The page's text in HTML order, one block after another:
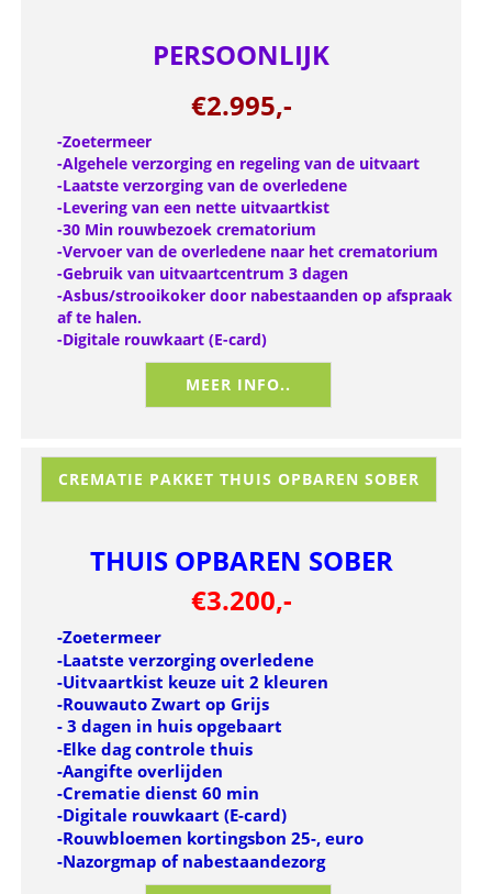
PERSOONLIJK
€2.995,-
-Zoetermeer
-Algehele verzorging en regeling van de uitvaart
-Laatste verzorging van de overledene
-Levering van een nette uitvaartkist
-30 Min rouwbezoek crematorium
-Vervoer van de overledene naar het crematorium
-Gebruik van uitvaartcentrum 3 dagen
-Asbus/strooikoker door nabestaanden op afspraak
af te halen.
-Digitale rouwkaart (E-card)
MEER INFO..
CREMATIE PAKKET THUIS OPBAREN SOBER
THUIS OPBAREN SOBER
€3.200,-
-Zoetermeer
-Laatste verzorging overledene
-Uitvaartkist keuze uit 2 kleuren
-Rouwauto Zwart op Grijs
- 3 dagen in huis opgebaart
-Elke dag controle thuis
-Aangifte overlijden
-Crematie dienst 60 min
-Digitale rouwkaart (E-card)
-Rouwbloemen kortingsbon 25-, euro
-Nazorgmap of nabestaandezorg